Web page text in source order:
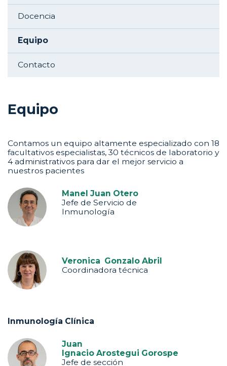
Docencia
Equipo
Contacto
Equipo
Contamos un equipo altamente especializado con 18
facultativos especialistas, 30 técnicos de laboratorio y
4 administrativos para dar el mejor servicio a
nuestros pacientes
Manel Juan Otero
Jefe de Servicio de
Inmunología
Veronica Gonzalo Abril
Coordinadora técnica
Inmunología Clínica
Juan
Ignacio Arostegui Gorospe
Jefe de sección